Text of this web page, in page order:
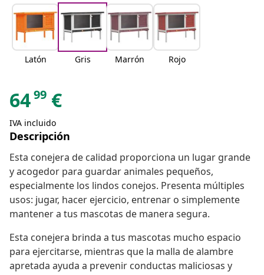
Latón Gris Marrón Rojo
6499 €
IVA incluido
Descripción
Esta conejera de calidad proporciona un lugar grande
y acogedor para guardar animales pequeños,
especialmente los lindos conejos. Presenta múltiples
usos: jugar, hacer ejercicio, entrenar o simplemente
mantener a tus mascotas de manera segura.
Esta conejera brinda a tus mascotas mucho espacio
para ejercitarse, mientras que la malla de alambre
apretada ayuda a prevenir conductas maliciosas y